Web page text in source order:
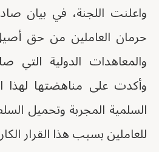
واعلنت اللجنة، في بيان
حرمان العاملين من حق
والمعاهدات الدولية التي
وأكدت على مناهضتها لهذا
السلمية المجربة وتحميل
للعاملين بسبب هذا القرار